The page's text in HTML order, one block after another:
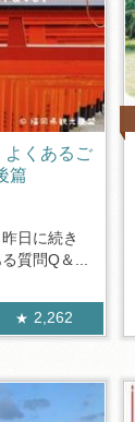
よくあるご
篇
日に続き
質問Q＆...
2,262